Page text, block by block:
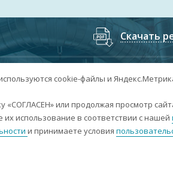
Скачать
(3852) 50-60-74;+7 (3852) 50-60-73
Барнаул, пр. Ленина, 158А, Н1/204
вс: выходные
cookie-файлы и
«СОГЛАСЕН» или продолжая просмотр
использование в соответствии с нашей
и принимаете условия